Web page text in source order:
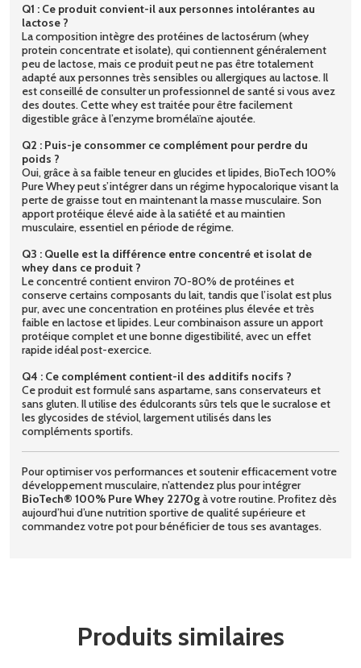
Q1 : Ce produit convient-il aux personnes intolérantes au
lactose ?
La composition intègre des protéines de lactosérum (whey
protein concentrate et isolate), qui contiennent généralement
peu de lactose, mais ce produit peut ne pas être totalement
adapté aux personnes très sensibles ou allergiques au lactose. Il
est conseillé de consulter un professionnel de santé si vous avez
des doutes. Cette whey est traitée pour être facilement
digestible grâce à l’enzyme bromélaïne ajoutée.
Q2 : Puis-je consommer ce complément pour perdre du
poids ?
Oui, grâce à sa faible teneur en glucides et lipides, BioTech 100%
Pure Whey peut s’intégrer dans un régime hypocalorique visant la
perte de graisse tout en maintenant la masse musculaire. Son
apport protéique élevé aide à la satiété et au maintien
musculaire, essentiel en période de régime.
Q3 : Quelle est la différence entre concentré et isolat de
whey dans ce produit ?
Le concentré contient environ 70-80% de protéines et
conserve certains composants du lait, tandis que l’isolat est plus
pur, avec une concentration en protéines plus élevée et très
faible en lactose et lipides. Leur combinaison assure un apport
protéique complet et une bonne digestibilité, avec un effet
rapide idéal post-exercice.
Q4 : Ce complément contient-il des additifs nocifs ?
Ce produit est formulé sans aspartame, sans conservateurs et
sans gluten. Il utilise des édulcorants sûrs tels que le sucralose et
les glycosides de stéviol, largement utilisés dans les
compléments sportifs.
Pour optimiser vos performances et soutenir efficacement votre
développement musculaire, n’attendez plus pour intégrer
BioTech® 100% Pure Whey 2270gà votre routine. Profitez dès
aujourd’hui d’une nutrition sportive de qualité supérieure et
commandez votre pot pour bénéficier de tous ses avantages.
Produits similaires